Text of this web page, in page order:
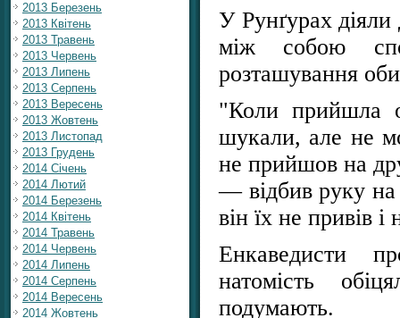
2013 Березень
2013 Квітень
2013 Травень
2013 Червень
2013 Липень
2013 Серпень
2013 Вересень
2013 Жовтень
2013 Листопад
2013 Грудень
2014 Січень
2014 Лютий
2014 Березень
2014 Квітень
2014 Травень
2014 Червень
2014 Липень
2014 Серпень
2014 Вересень
2014 Жовтень
У Рунґурах
між собою
розташування
"Коли прийшла
шукали, але не
не прийшов на
— відбив руку на
він їх не привів
Енкаведисти
натомість
подумають.